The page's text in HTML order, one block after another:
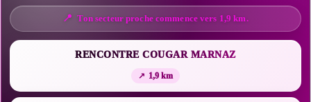
Ton secteur proche commence vers 1,9 km.
RENCONTRE COUGAR MARNAZ
1,9 km